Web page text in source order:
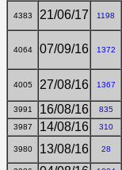
4383 21/06/17 1198
4064 07/09/16 1372
4005 27/08/16 1367
3991 16/08/16 835
3987 14/08/16 310
3980 13/08/16 28